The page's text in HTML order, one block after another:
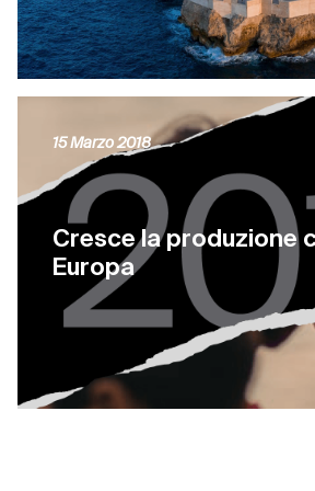
Cresce la produzione
Europa
15 Marzo 2018